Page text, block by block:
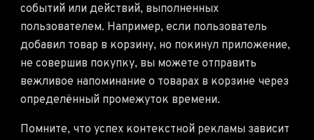
событий или действий, выполненных
пользователем. Например, если пользователь
добавил товар в корзину, но покинул приложение,
не совершив покупку, вы можете отправить
вежливое напоминание о товарах в корзине через
определённый промежуток времени.
Помните, что успех контекстной рекламы зависит